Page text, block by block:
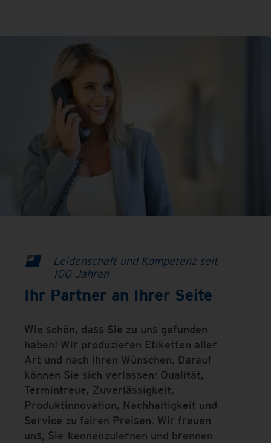
Leidenschaft und Kompetenz seit
100 Jahren
Ihr Partner an Ihrer Seite
Wie schön, dass Sie zu uns gefunden
haben! Wir produzieren Etiketten aller
Art und nach Ihren Wünschen. Darauf
können Sie sich verlassen: Qualität,
Termintreue, Zuverlässigkeit,
Produktinnovation, Nachhaltigkeit und
Service zu fairen Preisen. Wir freuen
uns, Sie kennenzulernen und brennen